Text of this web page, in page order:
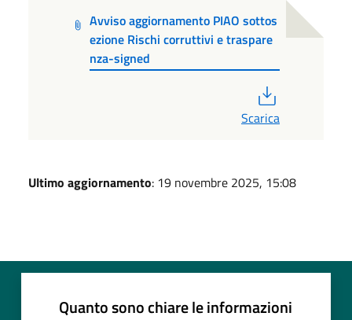
Avviso aggiornamento PIAO sottos
ezione Rischi corruttivi e traspare
nza-signed
Scarica
Ultimo aggiornamento: 19 novembre 2025, 15:08
Quanto sono chiare le informazioni